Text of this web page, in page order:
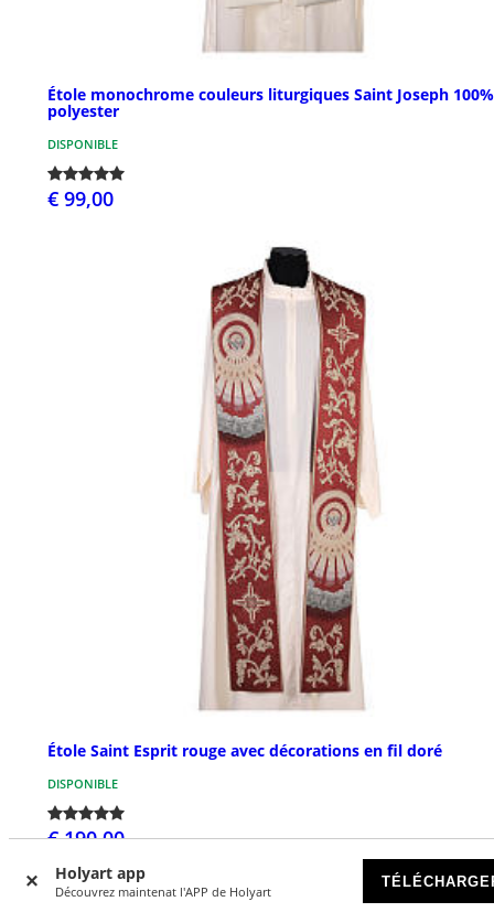
Holyart app
Découvrez maintenat l'APP de Holyart
Étole monochrome couleurs liturgiques Saint Joseph 100%
polyester
DISPONIBLE
€ 99,00
Étole Saint Esprit rouge avec décorations en fil doré
DISPONIBLE
€ 190,00